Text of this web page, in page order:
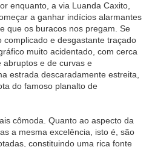
enquanto, a via Luanda Caxito,
a ganhar indícios alarmantes
que os buracos nos pregam. Se
complicado e desgastante traçado
muito acidentado, com cerca
abruptos e de curvas e
estrada descaradamente estreita,
do famoso planalto de
cômoda. Quanto ao aspecto da
a mesma excelência, isto é, são
constituindo uma rica fonte